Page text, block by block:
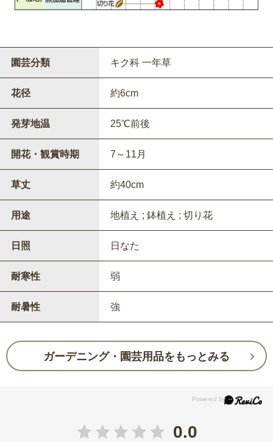
園芸分類 キク科 一年草
花径 約6cm
発芽地温 25℃前後
開花・観賞時期 7～11月
草丈 約40cm
用途 地植え ; 鉢植え ; 切り花
日照 日なた
耐寒性 弱
耐暑性 強
ガーデニング・園芸用品をもっとみる
0.0